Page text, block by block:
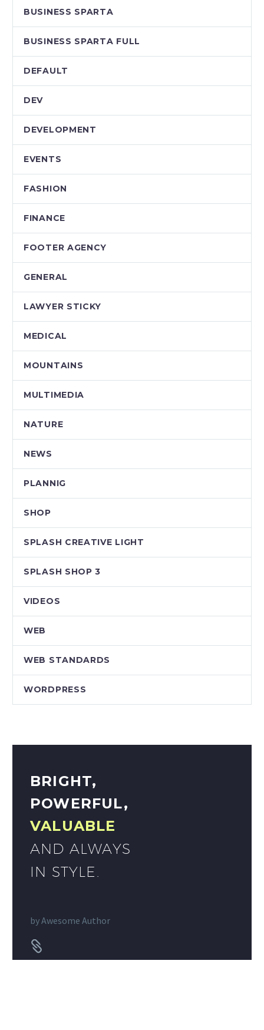
BUSINESS SPARTA
BUSINESS SPARTA FULL
DEFAULT
DEV
DEVELOPMENT
EVENTS
FASHION
FINANCE
FOOTER AGENCY
GENERAL
LAWYER STICKY
MEDICAL
MOUNTAINS
MULTIMEDIA
NATURE
NEWS
PLANNIG
SHOP
SPLASH CREATIVE LIGHT
SPLASH SHOP 3
VIDEOS
WEB
WEB STANDARDS
WORDPRESS
BRIGHT,
POWERFUL,
VALUABLE
AND ALWAYS
IN STYLE.
byAwesome Author

